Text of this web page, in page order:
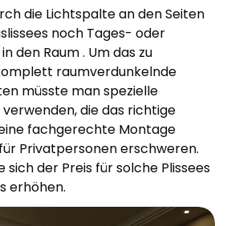
die Lichtspalte an den Seiten
noch Tages- oder
den Raum . Um das zu
raumverdunkelnde
müsste man spezielle
die das richtige
fachgerechte Montage
Privatpersonen erschweren.
sich der Preis für solche Plissees
erhöhen.